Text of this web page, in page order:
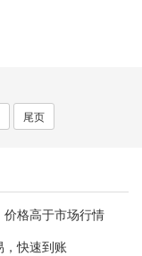
尾页
格高于市场行情
快速到账